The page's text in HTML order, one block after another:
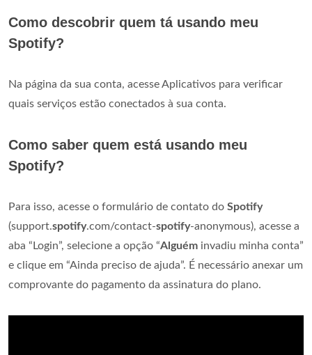
Como descobrir quem tá usando meu
Spotify?
Na página da sua conta, acesse Aplicativos para verificar
quais serviços estão conectados à sua conta.
Como saber quem está usando meu
Spotify?
Para isso, acesse o formulário de contato do Spotify
(support.spotify.com/contact-spotify-anonymous), acesse a
aba “Login”, selecione a opção “Alguém invadiu minha conta”
e clique em “Ainda preciso de ajuda”. É necessário anexar um
comprovante do pagamento da assinatura do plano.